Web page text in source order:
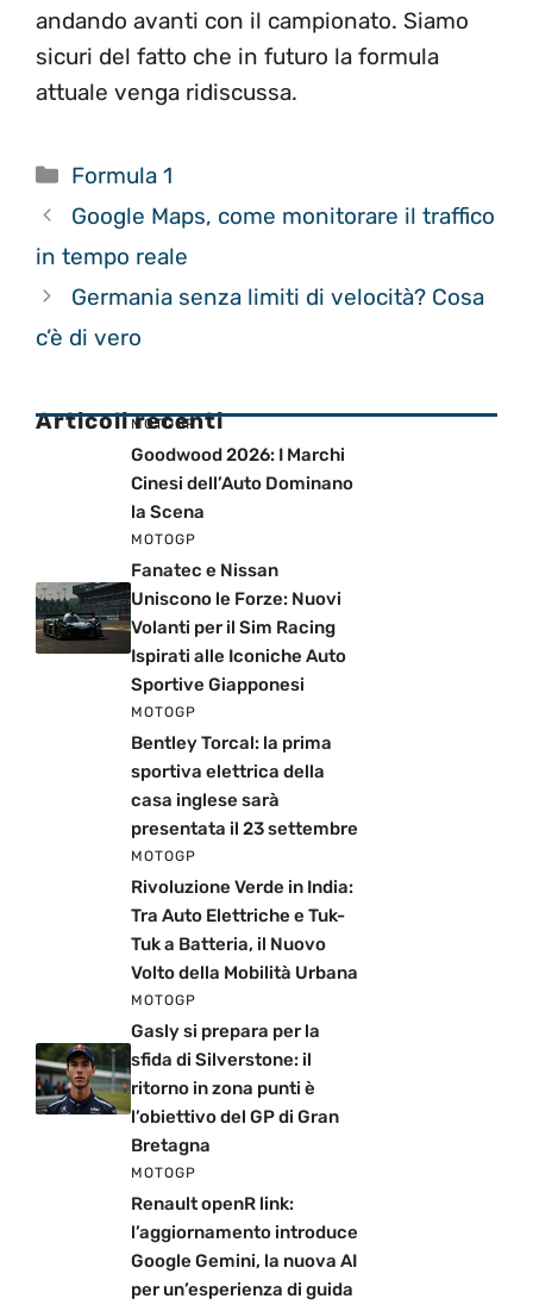
andando avanti con il campionato. Siamo
sicuri del fatto che in futuro la formula
attuale venga ridiscussa.
Categorie
Formula 1
Google Maps, come monitorare il traffico
in tempo reale
Germania senza limiti di velocità? Cosa
c’è di vero
Articoli recenti
MOTOGP
Goodwood 2026: I Marchi
Cinesi dell’Auto Dominano
la Scena
MOTOGP
Fanatec e Nissan
Uniscono le Forze: Nuovi
Volanti per il Sim Racing
Ispirati alle Iconiche Auto
Sportive Giapponesi
MOTOGP
Bentley Torcal: la prima
sportiva elettrica della
casa inglese sarà
presentata il 23 settembre
MOTOGP
Rivoluzione Verde in India:
Tra Auto Elettriche e Tuk-
Tuk a Batteria, il Nuovo
Volto della Mobilità Urbana
MOTOGP
Gasly si prepara per la
sfida di Silverstone: il
ritorno in zona punti è
l’obiettivo del GP di Gran
Bretagna
MOTOGP
Renault openR link:
l’aggiornamento introduce
Google Gemini, la nuova AI
per un’esperienza di guida